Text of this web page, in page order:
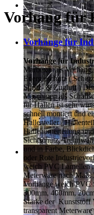
Vorhang für
Vorhänge für
Vorhänge für
Marbex® als
Energieschutz (
Spritz- & Zugluft )
Maschinen als
für Hallen ist sehr
schnell montiert und
Hallenteiler /
Hallenunterteilung
Sichtschutz,
und in Farbe,
oder Rote
weich PVC Lamellen
Meterware nach Maß,
Vorhänge weich PVC
300mm, 400mm,
Stärke der Kunststoff
transparent